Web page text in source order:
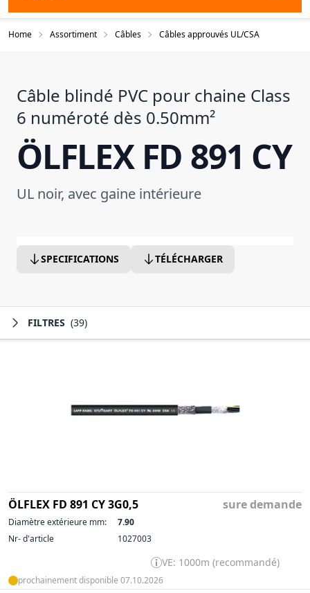
Home Assortiment Câbles Câbles approuvés UL/CSA
Câble blindé PVC pour chaine Class
6 numéroté dès 0.50mm²
ÖLFLEX FD 891 CY
UL noir, avec gaine intérieure
SPECIFICATIONS TÉLÉCHARGER
FILTRES (39)
ÖLFLEX FD 891 CY 3G0,5 sure demande
Diamètre extérieure mm:
7.90
Nr- d'article
1027003
VE: 1000m (recommandé)
prochainement disponible 07.10.2026